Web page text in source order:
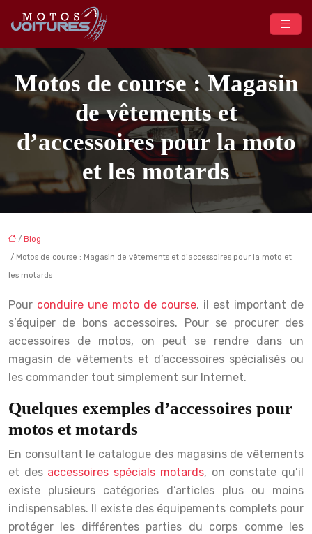
Motos de course : Magasin
de vêtements et
d’accessoires pour la moto
et les motards
/ Blog
/ Motos de course : Magasin de vêtements et d’accessoires pour la moto et
les motards
Pour conduire une moto de course, il est important de
s’équiper de bons accessoires. Pour se procurer des
accessoires de motos, on peut se rendre dans un
magasin de vêtements et d’accessoires spécialisés ou
les commander tout simplement sur Internet.
Quelques exemples d’accessoires pour
motos et motards
En consultant le catalogue des magasins de vêtements
et des accessoires spécials motards, on constate qu’il
existe plusieurs catégories d’articles plus ou moins
indispensables. Il existe des équipements complets pour
protéger les différentes parties du corps comme les